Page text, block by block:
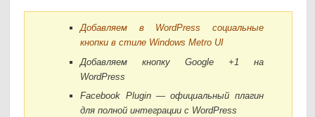
Добавляем в WordPress социальные
кнопки в стиле Windows Metro UI
Добавляем кнопку Google +1 на
WordPress
Facebook Plugin — официальный плагин
для полной интеграции с WordPress